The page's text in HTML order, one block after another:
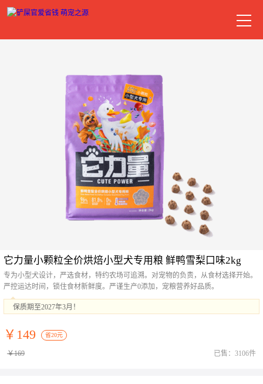
它力量小颗粒全价烘焙小型犬专用粮 鲜鸭雪梨口味2kg
专为小型犬设计，严选食材，特约农场可追溯。对宠物的负责，从食材选择开始。
严控运达时间，锁住食材新鲜度。严谨生产0添加，宠粮营养好品质。
保质期至2027年3月！
￥149 省20元
￥169 已售：3106件